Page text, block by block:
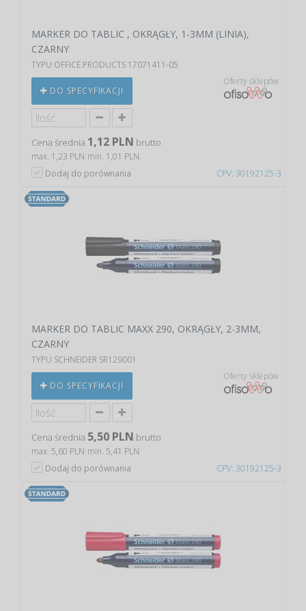
CPV: 30192125-3
MARKER DO TABLIC , OKRĄGŁY, 1-3MM (LINIA),
CZARNY
TYPU OFFICE PRODUCTS 17071411-05
DO SPECYFIKACJI
Oferty sklepów
Cena średnia 1,12 PLN brutto
max. 1,23 PLN min. 1,01 PLN
Dodaj do porównania
CPV: 30192125-3
MARKER DO TABLIC MAXX 290, OKRĄGŁY, 2-3MM,
CZARNY
TYPU SCHNEIDER SR129001
DO SPECYFIKACJI
Oferty sklepów
Cena średnia 5,50 PLN brutto
max. 5,60 PLN min. 5,41 PLN
Dodaj do porównania